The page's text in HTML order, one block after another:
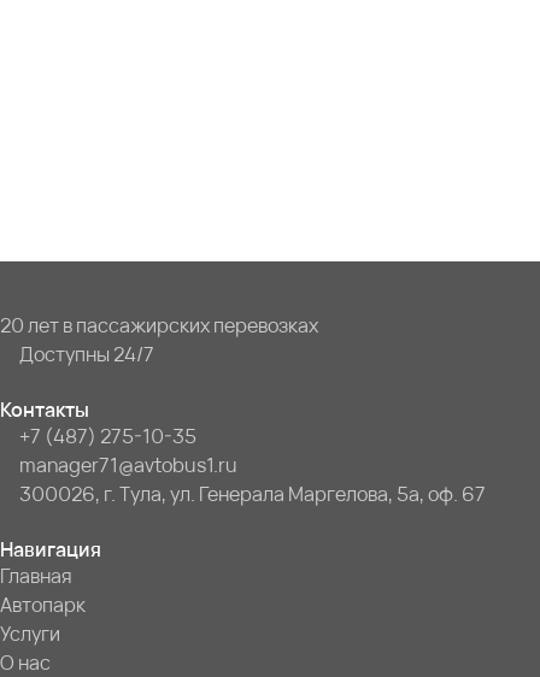
20 лет в пассажирских перевозках
Доступны 24/7
Контакты
+7 (487) 275-10-35
manager71@avtobus1.ru
300026, г. Тула, ул. Генерала Маргелова, 5а, оф. 67
Навигация
Главная
Автопарк
Услуги
О нас